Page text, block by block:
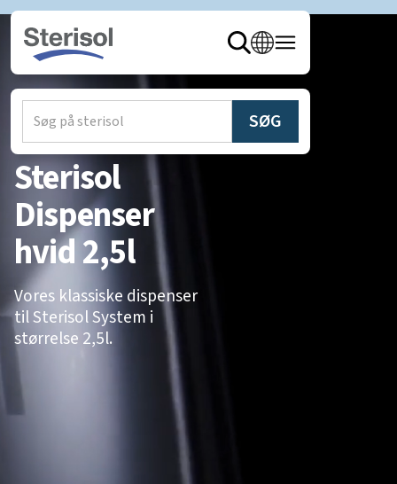
Sterisol
Dispenser
hvid 2,5l
Vores klassiske dispenser
til Sterisol System i
størrelse 2,5l.